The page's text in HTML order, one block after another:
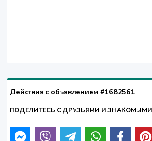
Действия с объявлением #1682561
ПОДЕЛИТЕСЬ С ДРУЗЬЯМИ И ЗНАКОМЫМИ